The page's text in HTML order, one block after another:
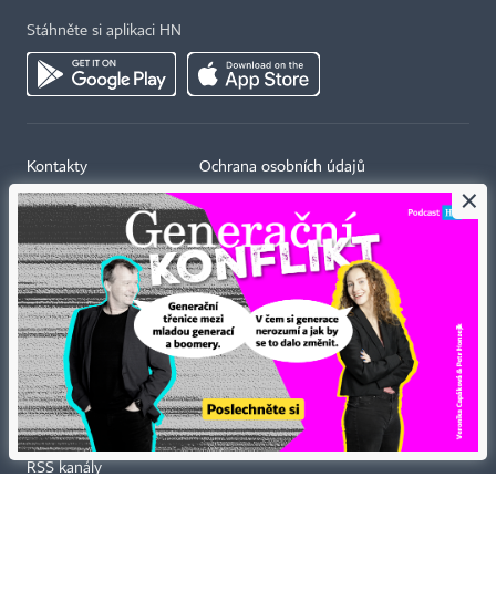
Stáhněte si aplikaci HN
Kontakty
Tiráž redakce HN
Economia
Kariéra v HN
Ceník inzerce
Ochrana osobních údajů
Nastavení soukromí
Všeobecné smluvní podmínky
Koupit / darovat předplatné
Eventy
Newslettery
RSS kanály
×